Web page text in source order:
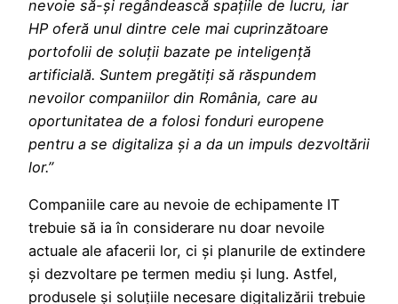
nevoie să-și regândească spațiile de lucru, iar
HP oferă unul dintre cele mai cuprinzătoare
portofolii de soluții bazate pe inteligență
artificială. Suntem pregătiți să răspundem
nevoilor companiilor din România, care au
oportunitatea de a folosi fonduri europene
pentru a se digitaliza și a da un impuls dezvoltării
lor.”
Companiile care au nevoie de echipamente IT
trebuie să ia în considerare nu doar nevoile
actuale ale afacerii lor, ci și planurile de extindere
și dezvoltare pe termen mediu și lung. Astfel,
produsele și soluțiile necesare digitalizării trebuie